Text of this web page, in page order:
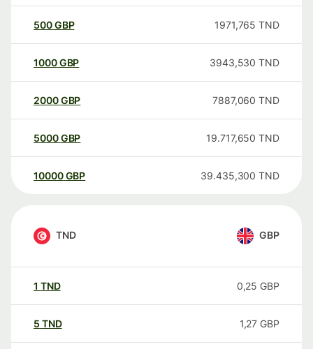
500GBP 1971,765 TND
1000GBP 3943,530 TND
2000GBP 7887,060 TND
5000GBP 19.717,650 TND
10000 GBP 39.435,300 TND
TND GBP
1 TND 0,25 GBP
5 TND 1,27 GBP